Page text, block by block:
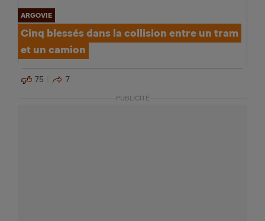
ARGOVIE
Cinq blessés dans la collision entre un tram
et un camion
75 7
PUBLICITÉ